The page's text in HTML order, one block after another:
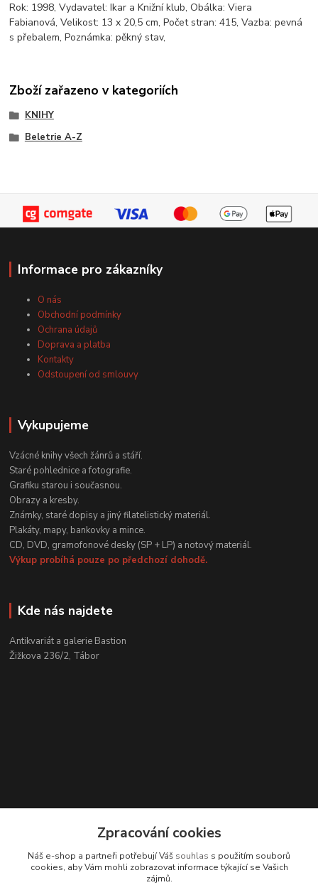
Rok: 1998, Vydavatel: Ikar a Knižní klub, Obálka: Viera
Fabianová, Velikost: 13 x 20,5 cm, Počet stran: 415, Vazba: pevná
s přebalem, Poznámka: pěkný stav,
Zboží zařazeno v kategoriích
KNIHY
Beletrie A-Z
Informace pro zákazníky
O nás
Obchodní podmínky
Ochrana údajů
Doprava a platba
Kontakty
Odstoupení od smlouvy
Vykupujeme
Vzácné knihy všech žánrů a stáří.
Staré pohlednice a fotografie.
Grafiku starou i současnou.
Obrazy a kresby.
Známky, staré dopisy a jiný filatelistický materiál.
Plakáty, mapy, bankovky a mince.
CD, DVD, gramofonové desky (SP + LP) a notový materiál.
Výkup probíhá pouze po předchozí dohodě.
Kde nás najdete
Antikvariát a galerie Bastion
Žižkova 236/2, Tábor
Kontakty
Zpracování cookies
Náš e-shop a partneři potřebují Váš souhlas s použitím souborů
cookies, aby Vám mohli zobrazovat informace týkající se Vašich
zájmů.